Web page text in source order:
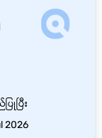
ပြီး
2026